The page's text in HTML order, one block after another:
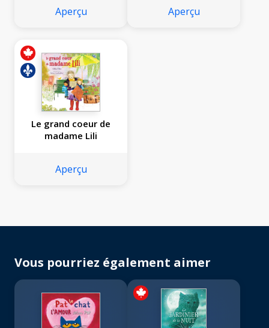
Aperçu Aperçu
Le grand coeur de
madame Lili
Aperçu
Vous pourriez également aimer